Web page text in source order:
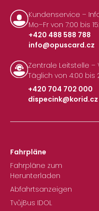
Kundenservice –
Mo–Fr von 7:00 bis
+420 488 588 788
|
info@opuscard.cz
Zentrale Leitstelle –
Täglich von 4:00 bis
+420 704 702 000
|
dispecink@korid.cz
Fahrpläne
Fahrpläne zum
Herunterladen
Abfahrtsanzeigen
TvůjBus IDOL